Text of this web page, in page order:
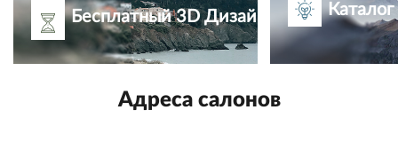
Бесплатный 3D Дизайн-проект
Адреса салонов